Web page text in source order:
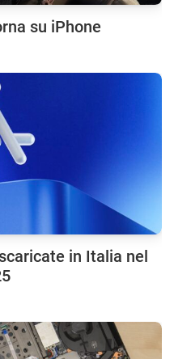
su iPhone
in Italia nel